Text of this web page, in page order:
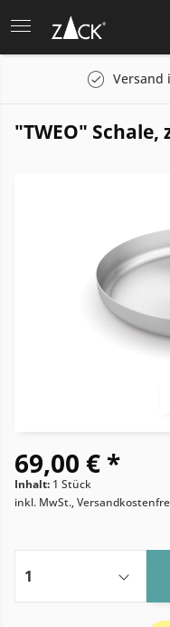
Versand
"TWEO"
69,00 € *
Inhalt: 1 Stück
inkl. MwSt.,